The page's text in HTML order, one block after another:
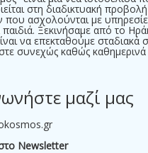
στη διαδικτυακή
που ασχολούνται με
παιδιά. Ξεκινήσαμε από το
να επεκταθούμε σταδιακά
συνεχώς καθώς καθημερινά
μαζί μας
Newsletter